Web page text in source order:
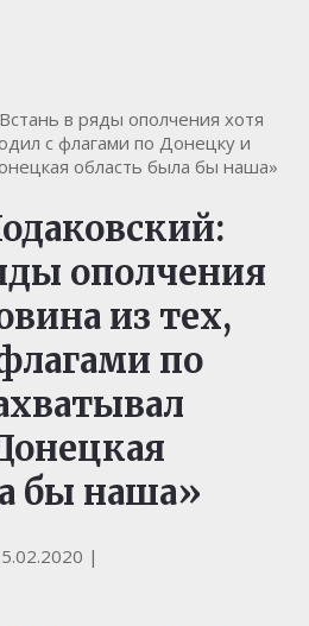
в ряды ополчения хотя
с флагами по Донецку и
область была бы наша»
ополчения
из тех,
по
бы наша»
|